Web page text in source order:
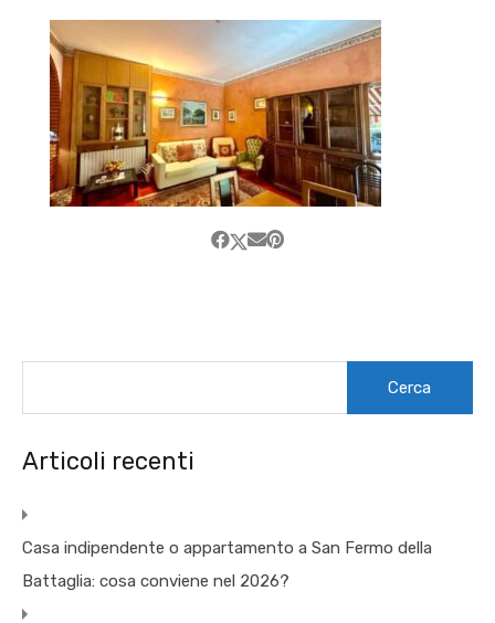
Articoli recenti
Casa indipendente o appartamento a San Fermo della
Battaglia: cosa conviene nel 2026?